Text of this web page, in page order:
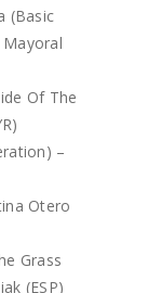
(Basic
Of The
–
Otero
Grass
(ESP)